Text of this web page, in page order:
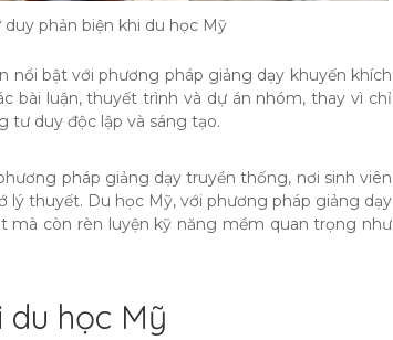
phản biện khi du học Mỹ
nổi bật với phương pháp giảng dạy khuyến khích
bài luận, thuyết trình và dự án nhóm, thay vì chỉ
tư duy độc lập và sáng tạo.
pháp giảng dạy truyền thống, nơi sinh viên
thuyết. Du học Mỹ, với phương pháp giảng dạy
mà còn rèn luyện kỹ năng mềm quan trọng như
học Mỹ